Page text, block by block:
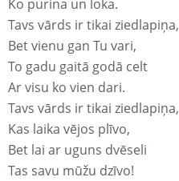
Ko purina un loka.
Tavs vārds ir tikai ziedlapiņa,
Bet vienu gan Tu vari,
To gadu gaitā godā celt
Ar visu ko vien dari.
Tavs vārds ir tikai ziedlapiņa,
Kas laika vējos plīvo,
Bet lai ar uguns dvēseli
Tas savu mūžu dzīvo!